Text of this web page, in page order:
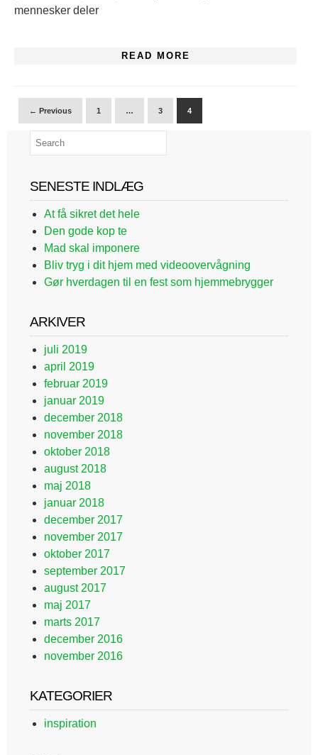
mennesker deler
READ MORE
← Previous 1 … 3 4
SENESTE INDLÆG
At få sikret det hele
Den gode kop te
Mad skal imponere
Bliv tryg i dit hjem med videoovervågning
Gør hverdagen til en fest som hjemmebrygger
ARKIVER
juli 2019
april 2019
februar 2019
januar 2019
december 2018
november 2018
oktober 2018
august 2018
maj 2018
januar 2018
december 2017
november 2017
oktober 2017
september 2017
august 2017
maj 2017
marts 2017
december 2016
november 2016
KATEGORIER
inspiration